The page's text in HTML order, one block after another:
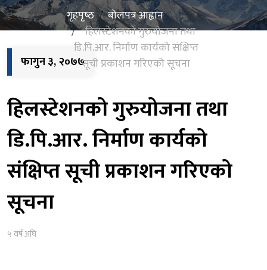
गृहपृष्‍ठ
बोलपत्र आह्वान
हिलस्टेशनको गुरुयोजना तथा
डि.पि.आर. निर्माण कार्यको संक्षिप्त
सूची प्रकाशन गरिएको सूचना
फागुन ३, २०७७
हिलस्टेशनको गुरुयोजना तथा
डि.पि.आर. निर्माण कार्यको
संक्षिप्त सूची प्रकाशन गरिएको
सूचना
५ वर्ष अघि